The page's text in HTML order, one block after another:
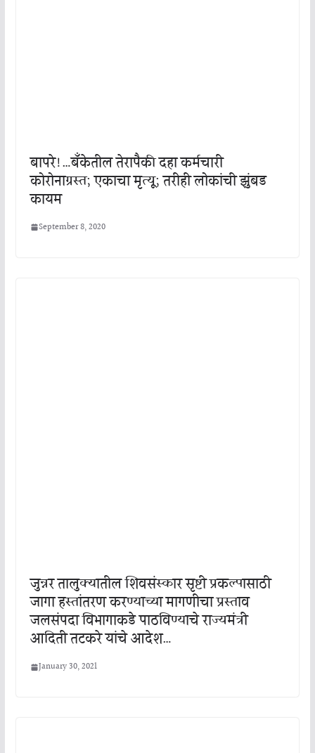
बापरे!…बँकेतील तेरापैकी दहा कर्मचारी
कोरोनाग्रस्त; एकाचा मृत्यू; तरीही लोकांची झुंबड
कायम
September 8, 2020
जुन्नर तालुक्यातील शिवसंस्कार सृष्टी प्रकल्पासाठी
जागा हस्तांतरण करण्याच्या मागणीचा प्रस्ताव
जलसंपदा विभागाकडे पाठविण्याचे राज्यमंत्री
आदिती तटकरे यांचे आदेश…
January 30, 2021